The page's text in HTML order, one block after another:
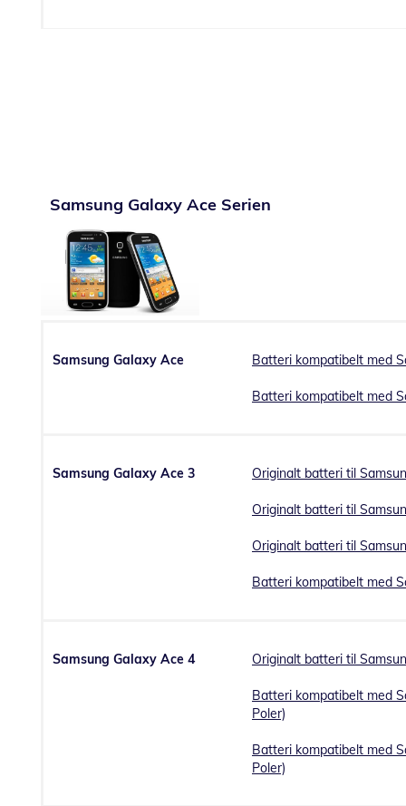
Samsung Galaxy Ace Serien
Samsung Galaxy Ace Batteri kompatibelt med
Batteri kompatibelt med
Samsung Galaxy Ace 3 Originalt batteri til
Originalt batteri til
Originalt batteri til
Batteri kompatibelt med
Samsung Galaxy Ace 4 Originalt batteri til
Batteri kompatibelt med
Poler)
Batteri kompatibelt med
Poler)